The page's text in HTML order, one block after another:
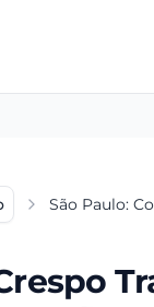
São Paulo: